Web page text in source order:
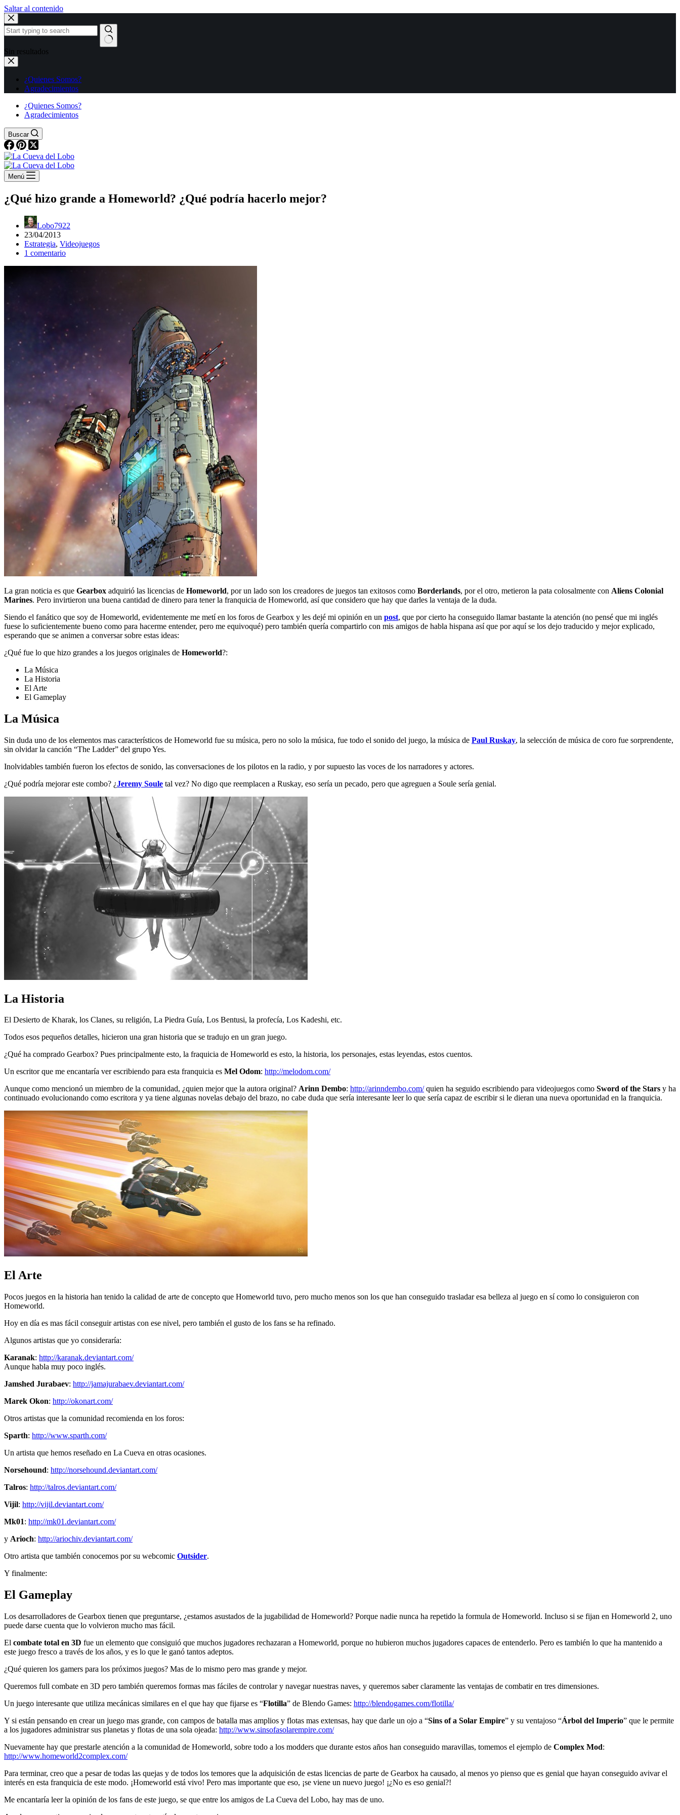
Saltar al contenido
Sin resultados
¿Quienes Somos?
Agradecimientos
¿Quienes Somos?
Agradecimientos
Buscar
Menú
¿Qué hizo grande a Homeworld? ¿Qué podría hacerlo mejor?
Lobo7922
23/04/2013
Estrategia, Videojuegos
1 comentario
La gran noticia es que Gearbox adquirió las licencias de Homeworld, por un lado son los creadores de juegos tan exitosos como Borderlands, por el otro, metieron la pata colosalmente con Aliens Colonial
Marines. Pero invirtieron una buena cantidad de dinero para tener la franquicia de Homeworld, así que considero que hay que darles la ventaja de la duda.
Siendo el fanático que soy de Homeworld, evidentemente me metí en los foros de Gearbox y les dejé mi opinión en un post, que por cierto ha conseguido llamar bastante la atención (no pensé que mi inglés
fuese lo suficientemente bueno como para hacerme entender, pero me equivoqué) pero también quería compartirlo con mis amigos de habla hispana así que por aquí se los dejo traducido y mejor explicado,
esperando que se animen a conversar sobre estas ideas:
¿Qué fue lo que hizo grandes a los juegos originales de Homeworld?:
La Música
La Historia
El Arte
El Gameplay
La Música
Sin duda uno de los elementos mas característicos de Homeworld fue su música, pero no solo la música, fue todo el sonido del juego, la música de Paul Ruskay, la selección de música de coro fue sorprendente,
sin olvidar la canción “The Ladder” del grupo Yes.
Inolvidables también fueron los efectos de sonido, las conversaciones de los pilotos en la radio, y por supuesto las voces de los narradores y actores.
¿Qué podría mejorar este combo? ¿Jeremy Soule tal vez? No digo que reemplacen a Ruskay, eso sería un pecado, pero que agreguen a Soule sería genial.
La Historia
El Desierto de Kharak, los Clanes, su religión, La Piedra Guía, Los Bentusi, la profecía, Los Kadeshi, etc.
Todos esos pequeños detalles, hicieron una gran historia que se tradujo en un gran juego.
¿Qué ha comprado Gearbox? Pues principalmente esto, la fraquicia de Homeworld es esto, la historia, los personajes, estas leyendas, estos cuentos.
Un escritor que me encantaría ver escribiendo para esta franquicia es Mel Odom: http://melodom.com/
Aunque como mencionó un miembro de la comunidad, ¿quien mejor que la autora original? Arinn Dembo: http://arinndembo.com/quien ha seguido escribiendo para videojuegos como Sword of the Stars y ha
continuado evolucionando como escritora y ya tiene algunas novelas debajo del brazo, no cabe duda que sería interesante leer lo que sería capaz de escribir si le dieran una nueva oportunidad en la franquicia.
El Arte
Pocos juegos en la historia han tenido la calidad de arte de concepto que Homeworld tuvo, pero mucho menos son los que han conseguido trasladar esa belleza al juego en sí como lo consiguieron con
Homeworld.
Hoy en día es mas fácil conseguir artistas con ese nivel, pero también el gusto de los fans se ha refinado.
Algunos artistas que yo consideraría:
Karanak: http://karanak.deviantart.com/
Aunque habla muy poco inglés.
Jamshed Jurabaev: http://jamajurabaev.deviantart.com/
Marek Okon: http://okonart.com/
Otros artistas que la comunidad recomienda en los foros:
Sparth: http://www.sparth.com/
Un artista que hemos reseñado en La Cueva en otras ocasiones.
Norsehound: http://norsehound.deviantart.com/
Talros: http://talros.deviantart.com/
Vijil: http://vijil.deviantart.com/
Mk01: http://mk01.deviantart.com/
y Arioch: http://ariochiv.deviantart.com/
Otro artista que también conocemos por su webcomic Outsider.
Y finalmente:
El Gameplay
Los desarrolladores de Gearbox tienen que preguntarse, ¿estamos asustados de la jugabilidad de Homeworld? Porque nadie nunca ha repetido la formula de Homeworld. Incluso si se fijan en Homeworld 2, uno
puede darse cuenta que lo volvieron mucho mas fácil.
El combate total en 3D fue un elemento que consiguió que muchos jugadores rechazaran a Homeworld, porque no hubieron muchos jugadores capaces de entenderlo. Pero es también lo que ha mantenido a
este juego fresco a través de los años, y es lo que le ganó tantos adeptos.
¿Qué quieren los gamers para los próximos juegos? Mas de lo mismo pero mas grande y mejor.
Queremos full combate en 3D pero también queremos formas mas fáciles de controlar y navegar nuestras naves, y queremos saber claramente las ventajas de combatir en tres dimensiones.
Un juego interesante que utiliza mecánicas similares en el que hay que fijarse es “Flotilla” de Blendo Games: http://blendogames.com/flotilla/
Y si están pensando en crear un juego mas grande, con campos de batalla mas amplios y flotas mas extensas, hay que darle un ojo a “Sins of a Solar Empire” y su ventajoso “Árbol del Imperio” que le permite
a los jugadores administrar sus planetas y flotas de una sola ojeada: http://www.sinsofasolarempire.com/
Nuevamente hay que prestarle atención a la comunidad de Homeworld, sobre todo a los modders que durante estos años han conseguido maravillas, tomemos el ejemplo de Complex Mod:
http://www.homeworld2complex.com/
Para terminar, creo que a pesar de todas las quejas y de todos los temores que la adquisición de estas licencias de parte de Gearbox ha causado, al menos yo pienso que es genial que hayan conseguido avivar el
interés en esta franquicia de este modo. ¡Homeworld está vivo! Pero mas importante que eso, ¡se viene un nuevo juego! ¡¿No es eso genial?!
Me encantaría leer la opinión de los fans de este juego, se que entre los amigos de La Cueva del Lobo, hay mas de uno.